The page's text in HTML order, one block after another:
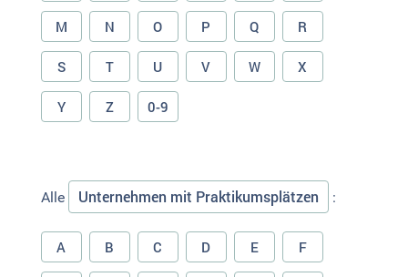
M N O P Q R
S T U V W X
Y Z 0-9
Alle Unternehmen mit Praktikumsplätzen :
A B C D E F